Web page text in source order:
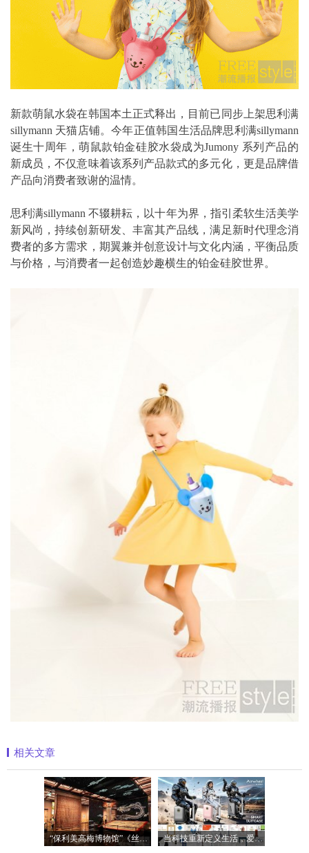
新款萌鼠水袋在韩国本土正式释出，目前已同步上架思利满
sillymann 天猫店铺。今年正值韩国生活品牌思利满sillymann
诞生十周年，萌鼠款铂金硅胶水袋成为Jumony 系列产品的
新成员，不仅意味着该系列产品款式的多元化，更是品牌借
产品向消费者致谢的温情。
思利满sillymann 不辍耕耘，以十年为界，指引柔软生活美学
新风尚，持续创新研发、丰富其产品线，满足新时代理念消
费者的多方需求，期翼兼并创意设计与文化内涵，平衡品质
与价格，与消费者一起创造妙趣横生的铂金硅胶世界。
相关文章
“保利美高梅博物馆”《丝路》大展最后 当科技重新定义生活，爱尔威Airwheel正在